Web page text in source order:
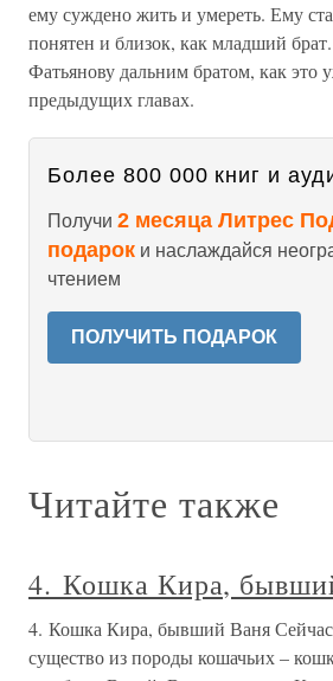
ему суждено жить и умереть. Ему
понятен и близок, как младший
Фатьянову дальним братом, как это
предыдущих главах.
Более 800 000 книг и
Получи 2 месяца Литрес
подарок и наслаждайся
чтением
ПОЛУЧИТЬ ПОДАРОК
Читайте также
4. Кошка Кира,
4. Кошка Кира, бывший Ваня Сейчас
существо из породы кошачьих –